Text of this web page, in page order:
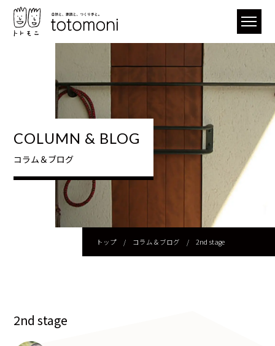
COLUMN & BLOG
コラム＆ブログ
トップ/ コラム＆ブログ / 2nd stage
2nd stage